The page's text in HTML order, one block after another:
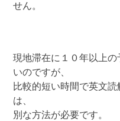
せん。
現地滞在に１０年以上
いのですが、
比較的短い時間で英文
は、
別な方法が必要です。